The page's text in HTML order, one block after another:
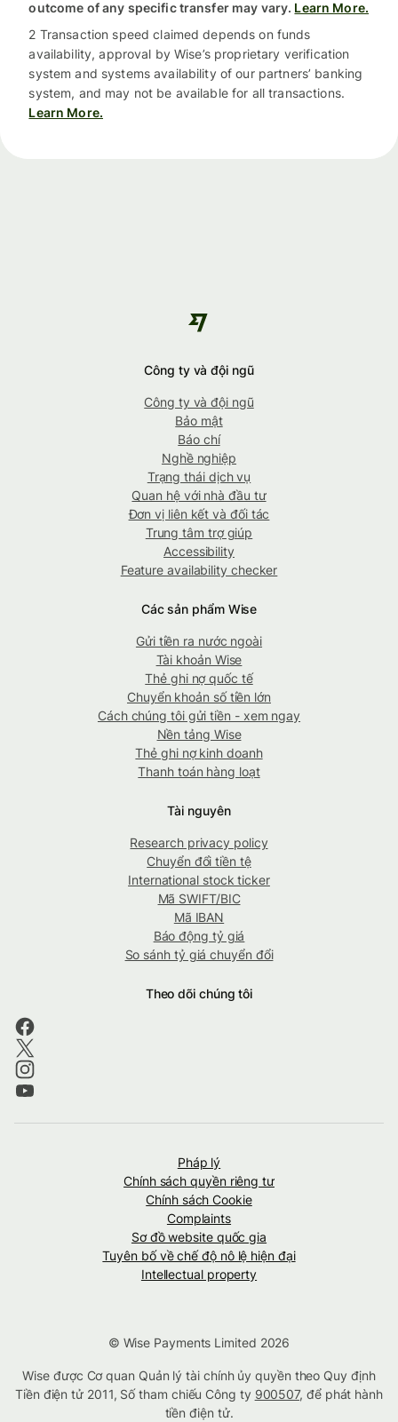
outcome of any specific transfer may vary. Learn More.
2 Transaction speed claimed depends on funds
availability, approval by Wise’s proprietary verification
system and systems availability of our partners’ banking
system, and may not be available for all transactions.
Learn More.
Công ty và đội ngũ
Công ty và đội ngũ
Bảo mật
Báo chí
Nghề nghiệp
Trạng thái dịch vụ
Quan hệ với nhà đầu tư
Đơn vị liên kết và đối tác
Trung tâm trợ giúp
Accessibility
Feature availability checker
Các sản phẩm Wise
Gửi tiền ra nước ngoài
Tài khoản Wise
Thẻ ghi nợ quốc tế
Chuyển khoản số tiền lớn
Cách chúng tôi gửi tiền - xem ngay
Nền tảng Wise
Thẻ ghi nợ kinh doanh
Thanh toán hàng loạt
Tài nguyên
Research privacy policy
Chuyển đổi tiền tệ
International stock ticker
Mã SWIFT/BIC
Mã IBAN
Báo động tỷ giá
So sánh tỷ giá chuyển đổi
Theo dõi chúng tôi
Pháp lý
Chính sách quyền riêng tư
Chính sách Cookie
Complaints
Sơ đồ website quốc gia
Tuyên bố về chế độ nô lệ hiện đại
Intellectual property
© Wise Payments Limited 2026
Wise được Cơ quan Quản lý tài chính ủy quyền theo Quy định
Tiền điện tử 2011, Số tham chiếu Công ty 900507, để phát hành
tiền điện tử.